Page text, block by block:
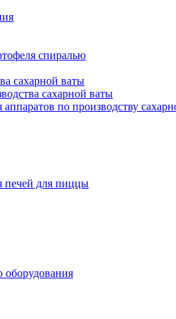
спиралью
сахарной ваты
сахарной ваты
по производству
печей для пиццы
оборудования